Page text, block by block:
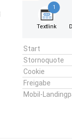
1
Textlink
Start
Stornoquote
Cookie
Freigabe
Mobil-